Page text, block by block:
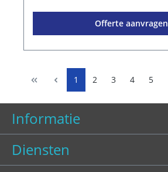
Offerte aanvragen
1 2 3 4 5
Informatie
Diensten